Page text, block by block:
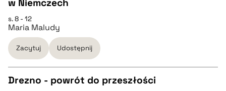
pobierz cytat
pobierz cytat
BIBTEX
w Niemczech
s. 8 - 12
Maria Maludy
Zacytuj Udostępnij
Drezno - powrót do przeszłości